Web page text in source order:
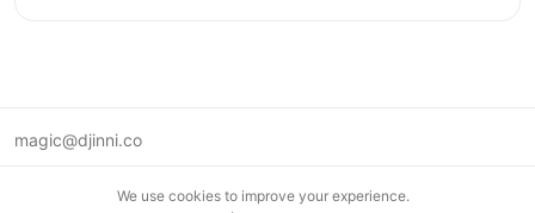
magic@djinni.co
We use cookies to improve your experience.